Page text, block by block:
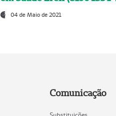
04 de Maio de 2021
Comunicação